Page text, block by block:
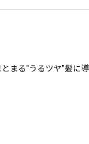
まる"うるツヤ"髪に導